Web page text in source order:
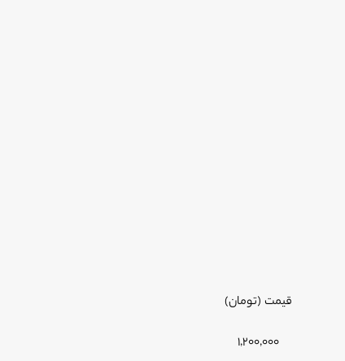
قیمت (تومان)
1,200,000